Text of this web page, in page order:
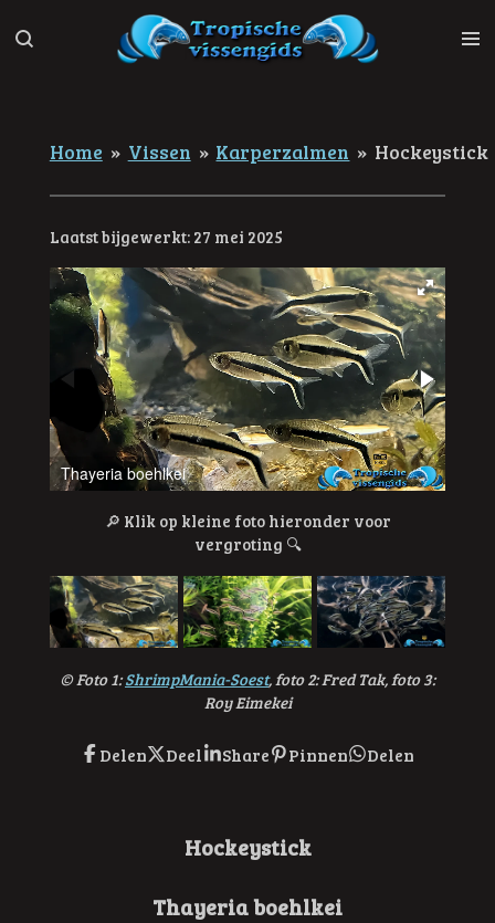
direct
Home » Vissen » Karperzalmen » Hockeystick
Laatst bijgewerkt: 27 mei 2025
Thayeria boehlkei
🔎 Klik op kleine foto hieronder voor
vergroting 🔍
© Foto 1: ShrimpMania-Soest, foto 2: Fred Tak, foto 3:
Roy Eimekei
Delen Deel Share Pinnen Delen
Hockeystick
Thayeria boehlkei